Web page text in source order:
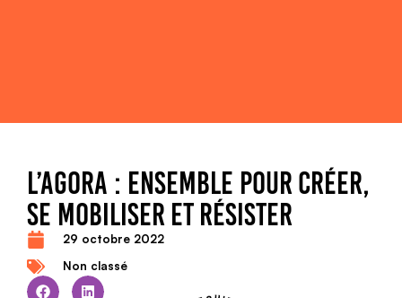
L’AGORA : ENSEMBLE POUR CRÉER,
SE MOBILISER ET RÉSISTER
29 octobre 2022
Non classé